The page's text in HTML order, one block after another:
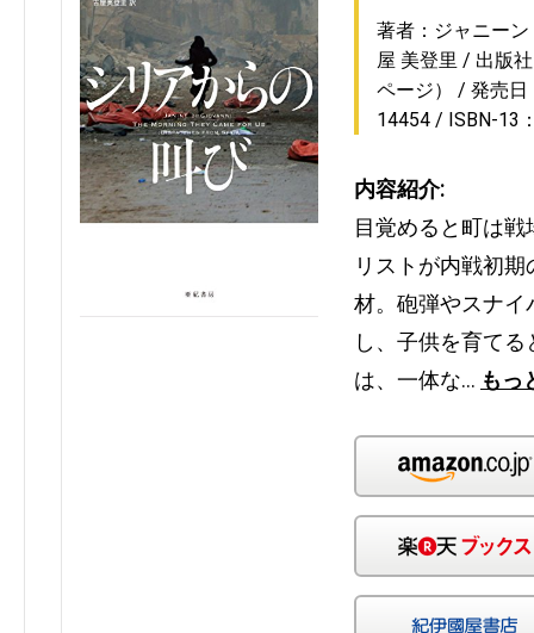
著者：ジャニー
屋 美登里
出版
ページ）
発売日
14454
ISBN-13
内容紹介:
目覚めると町は
リストが内戦初
材。砲弾やスナイ
し、子供を育て
は、一体な… もっ